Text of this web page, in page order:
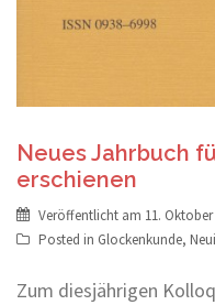
Neues Jahrbuch
erschienen
Veröffentlicht am 11. Oktober
Posted in Glockenkunde,
Zum diesjährigen